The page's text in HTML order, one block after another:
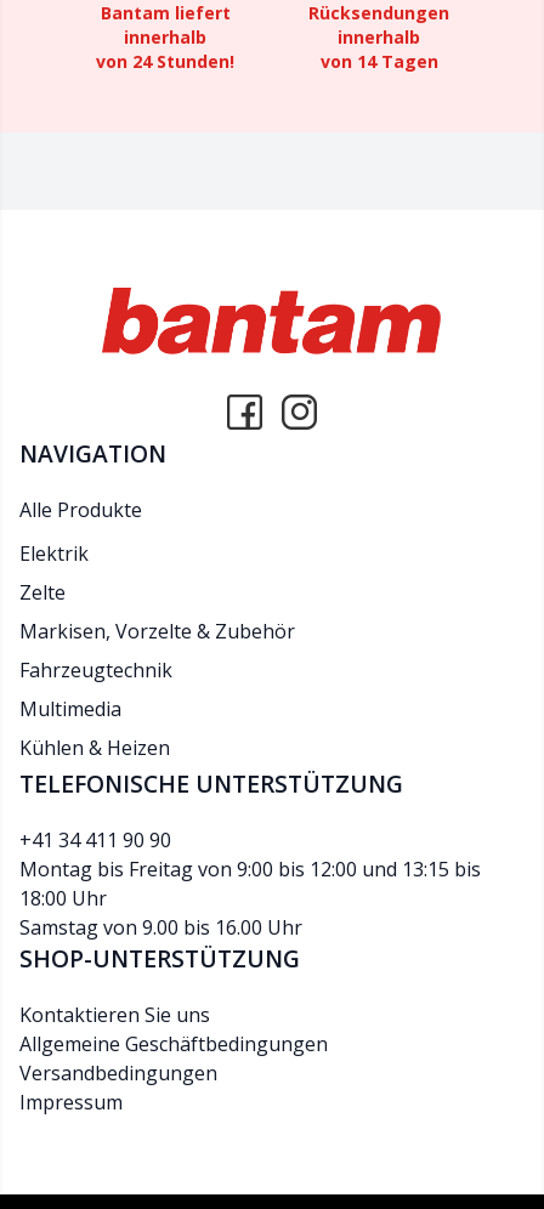
Bantam liefert
innerhalb
von 24 Stunden!
Rücksendungen
innerhalb
von 14 Tagen
NAVIGATION
Alle Produkte
Elektrik
Zelte
Markisen, Vorzelte & Zubehör
Fahrzeugtechnik
Multimedia
Kühlen & Heizen
TELEFONISCHE UNTERSTÜTZUNG
+41 34 411 90 90
Montag bis Freitag von 9:00 bis 12:00 und 13:15 bis
18:00 Uhr
Samstag von 9.00 bis 16.00 Uhr
SHOP-UNTERSTÜTZUNG
Kontaktieren Sie uns
Allgemeine Geschäftbedingungen
Versandbedingungen
Impressum